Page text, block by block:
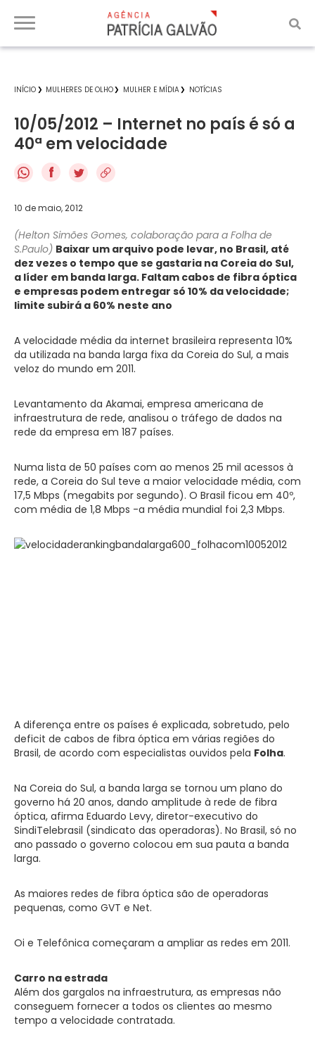
INÍCIO MULHERES DE OLHO MULHER E MÍDIA NOTÍCIAS
10/05/2012 – Internet no país é só a
40ª em velocidade
f
10 de maio, 2012
(Helton Simões Gomes, colaboração para a Folha de
S.Paulo) Baixar um arquivo pode levar, no Brasil, até
dez vezes o tempo que se gastaria na Coreia do Sul,
a líder em banda larga. Faltam cabos de fibra óptica
e empresas podem entregar só 10% da velocidade;
limite subirá a 60% neste ano
A velocidade média da internet brasileira representa 10%
da utilizada na banda larga fixa da Coreia do Sul, a mais
veloz do mundo em 2011.
Levantamento da Akamai, empresa americana de
infraestrutura de rede, analisou o tráfego de dados na
rede da empresa em 187 países.
Numa lista de 50 países com ao menos 25 mil acessos à
rede, a Coreia do Sul teve a maior velocidade média, com
17,5 Mbps (megabits por segundo). O Brasil ficou em 40º,
com média de 1,8 Mbps -a média mundial foi 2,3 Mbps.
A diferença entre os países é explicada, sobretudo, pelo
deficit de cabos de fibra óptica em várias regiões do
Brasil, de acordo com especialistas ouvidos pela Folha.
Na Coreia do Sul, a banda larga se tornou um plano do
governo há 20 anos, dando amplitude à rede de fibra
óptica, afirma Eduardo Levy, diretor-executivo do
SindiTelebrasil (sindicato das operadoras). No Brasil, só no
ano passado o governo colocou em sua pauta a banda
larga.
As maiores redes de fibra óptica são de operadoras
pequenas, como GVT e Net.
Oi e Telefônica começaram a ampliar as redes em 2011.
Carro na estrada
Além dos gargalos na infraestrutura, as empresas não
conseguem fornecer a todos os clientes ao mesmo
tempo a velocidade contratada.